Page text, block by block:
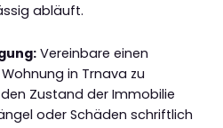
abläuft.
Vereinbare einen
in Trnava zu
Zustand der Immobilie
oder Schäden schriftlich